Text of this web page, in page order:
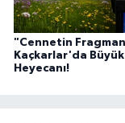
"Cennetin
Kaçkarlar'da Büyük
Heyecanı!